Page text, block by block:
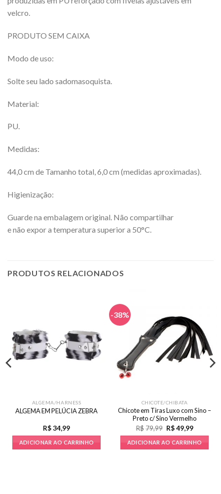
velcro.
PRODUTO SEM CAIXA
Modo de uso:
Solte seu lado sadomasoquista.
Material:
PU.
Medidas:
44,0 cm de Tamanho total, 6,0 cm (medidas aproximadas).
Higienização:
Guarde na embalagem original. Não compartilhar
e não expor a temperatura superior a 50°C.
PRODUTOS RELACIONADOS
ALGEMA/HARNESS
ALGEMA EM PELÚCIA ZEBRA
R$34,99
ADICIONAR AO CARRINHO
-38%
CHICOTE/CHIBATA
Chicote em Tiras Luxo com Sino –
Preto c/ Sino Vermelho
R$79,99 O
preço
original
era:
R$49,99O
preço
atual
é:
ADICIONAR AO CARRINHO